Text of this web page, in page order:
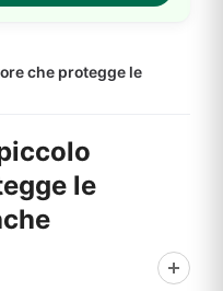
che protegge le
le